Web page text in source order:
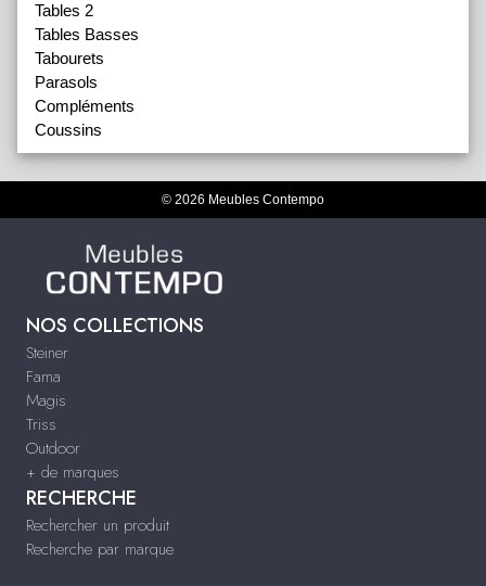
Tables 2
Tables Basses
Tabourets
Parasols
Compléments
Coussins
© 2026 Meubles Contempo
NOS COLLECTIONS
Steiner
Fama
Magis
Triss
Outdoor
+ de marques
RECHERCHE
Rechercher un produit
Recherche par marque